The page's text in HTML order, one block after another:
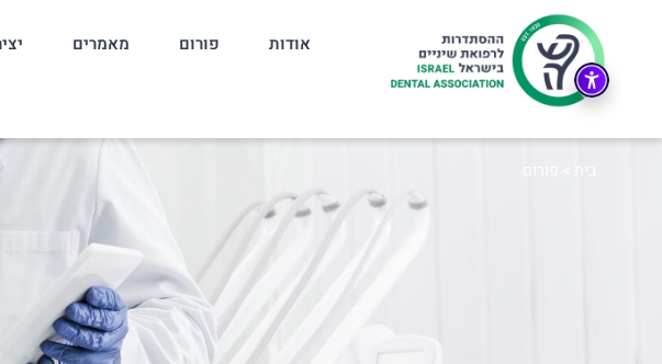
אודות פורום מאמרים